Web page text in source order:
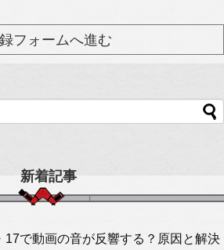
新着記事
17で動画の音が反響する？原因と解決